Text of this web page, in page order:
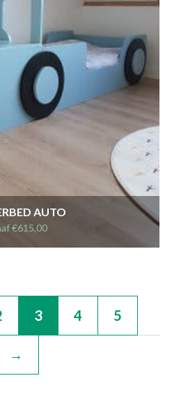
AUTO
€615,00
3 4 5
→